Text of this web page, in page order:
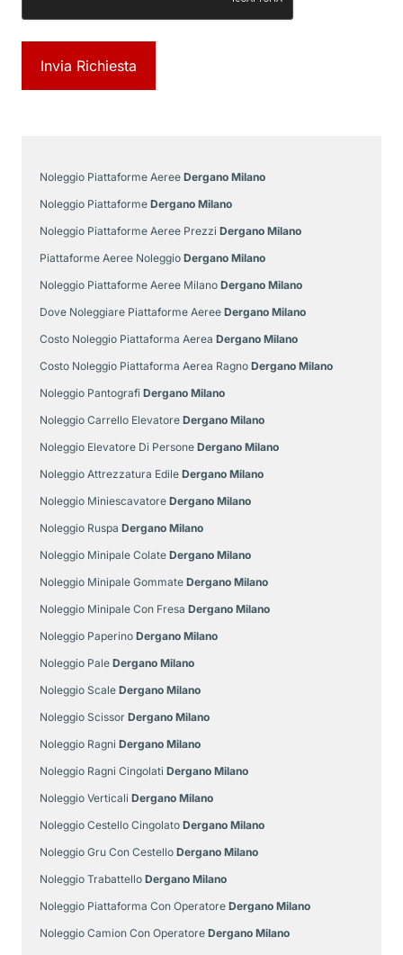
Noleggio Piattaforme Aeree Dergano Milano
Noleggio Piattaforme Dergano Milano
Noleggio Piattaforme Aeree Prezzi Dergano Milano
Piattaforme Aeree Noleggio Dergano Milano
Noleggio Piattaforme Aeree Milano Dergano Milano
Dove Noleggiare Piattaforme Aeree Dergano Milano
Costo Noleggio Piattaforma Aerea Dergano Milano
Costo Noleggio Piattaforma Aerea Ragno Dergano Milano
Noleggio Pantografi Dergano Milano
Noleggio Carrello Elevatore Dergano Milano
Noleggio Elevatore Di Persone Dergano Milano
Noleggio Attrezzatura Edile Dergano Milano
Noleggio Miniescavatore Dergano Milano
Noleggio Ruspa Dergano Milano
Noleggio Minipale Colate Dergano Milano
Noleggio Minipale Gommate Dergano Milano
Noleggio Minipale Con Fresa Dergano Milano
Noleggio Paperino Dergano Milano
Noleggio Pale Dergano Milano
Noleggio Scale Dergano Milano
Noleggio Scissor Dergano Milano
Noleggio Ragni Dergano Milano
Noleggio Ragni Cingolati Dergano Milano
Noleggio Verticali Dergano Milano
Noleggio Cestello Cingolato Dergano Milano
Noleggio Gru Con Cestello Dergano Milano
Noleggio Trabattello Dergano Milano
Noleggio Piattaforma Con Operatore Dergano Milano
Noleggio Camion Con Operatore Dergano Milano